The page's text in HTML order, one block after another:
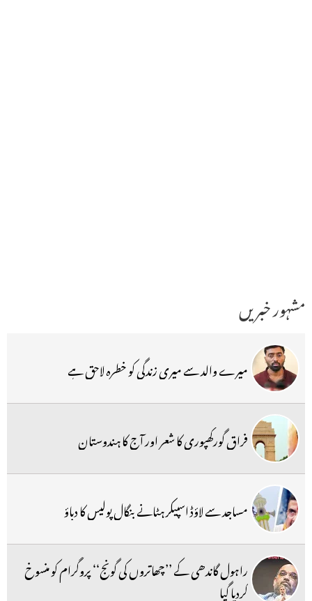
مشہور خبریں
میرے والد سے میری زندگی کو خطرہ لاحق ہے
فراق گورکھپوری کا شعر اور آج کا ہندوستان
مساجد سے لاؤڈ اسپیکر ہٹانے بنگال پولیس کا دباؤ
راہول گاندھی کے ’’چھاتروں کی گونج‘‘ پروگرام کو منسوخ
کردیا گیا